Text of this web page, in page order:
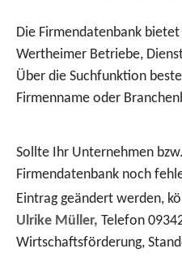
Die Firmendatenbank
Wertheimer Betriebe,
Über die Suchfunktion
Firmenname oder
Sollte Ihr Unternehmen
Firmendatenbank noch
Eintrag geändert werden,
Ulrike Müller, Telefon
Wirtschaftsförderung,